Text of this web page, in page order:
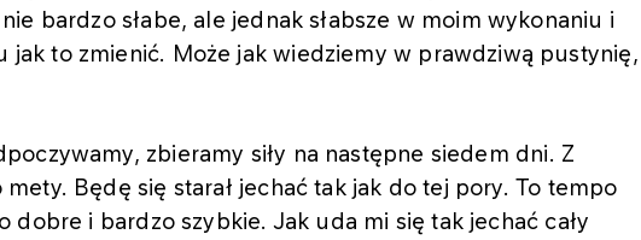
bardzo słabe, ale jednak słabsze w moim wykonaniu i
jak to zmienić. Może jak wiedziemy w prawdziwą pustynię,
zbieramy siły na następne siedem dni. Z
Będę się starał jechać tak jak do tej pory. To tempo
dobre i bardzo szybkie. Jak uda mi się tak jechać cały